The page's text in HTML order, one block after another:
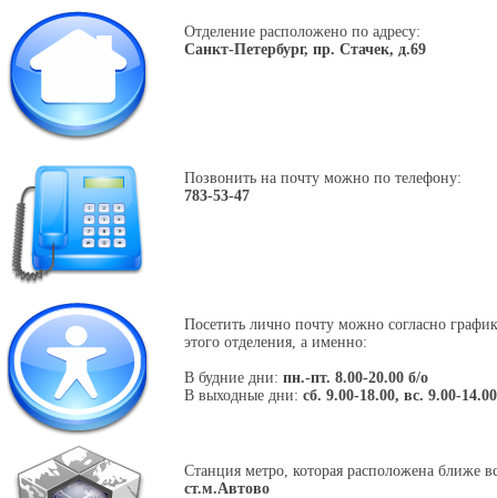
Отделение расположено по адресу:
Санкт-Петербург, пр. Стачек, д.69
Позвонить на почту можно по телефону:
783-53-47
Посетить лично почту можно согласно
этого отделения, а именно:
В будние дни: пн.-пт. 8.00-20.00 б/о
В выходные дни: сб. 9.00-18.00, вс. 9.00-
Станция метро, которая расположена ближе
ст.м.Автово